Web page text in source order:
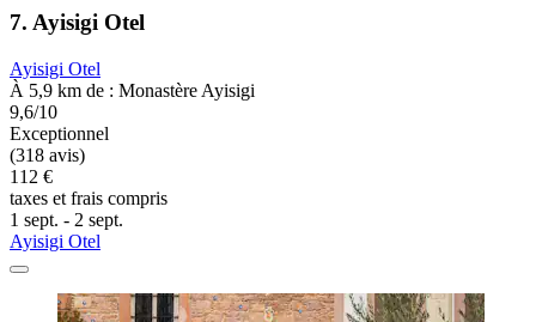
7. Ayisigi Otel
Ayisigi Otel
À 5,9 km de : Monastère Ayisigi
9,6/10
Exceptionnel
(318 avis)
112 €
taxes et frais compris
1 sept. - 2 sept.
Ayisigi Otel